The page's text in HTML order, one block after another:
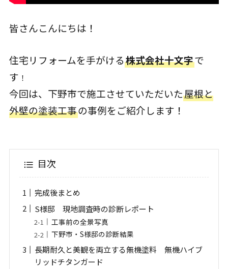
皆さんこんにちは！
住宅リフォームを手がける株式会社十文字で
す ！
今回は、下野市で施工させていただいた屋根と
外壁の塗装工事の事例をご紹介します！
目次
完成後まとめ
S様邸 現地調査時の診断レポート
工事前の全景写真
下野市・S様邸の診断結果
長期耐久と美観を両立する無機塗料 無機ハイブ
リッドチタンガード